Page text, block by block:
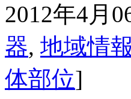
2012年4月
器, 地域情報
体部位]